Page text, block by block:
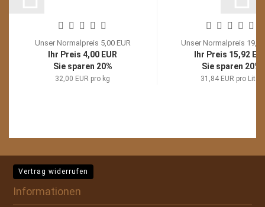
Unser Normalpreis 5,00 EUR
Ihr Preis 4,00 EUR
Sie sparen 20%
32,00 EUR pro kg
Unser Normalpreis
Ihr Preis 15,92
Sie sparen 20%
31,84 EUR pro Liter
Vertrag widerrufen
Informationen